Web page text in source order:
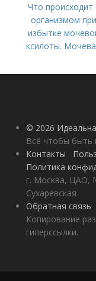
Что происходит
организмом при
избытке
ксилоты.
норма и
© 2026
Всё чтобы быть
Контакты
Политика
г. Москва, ЦАО,
Сухаревская
Обратная связь
Копирование
гиперссылки.